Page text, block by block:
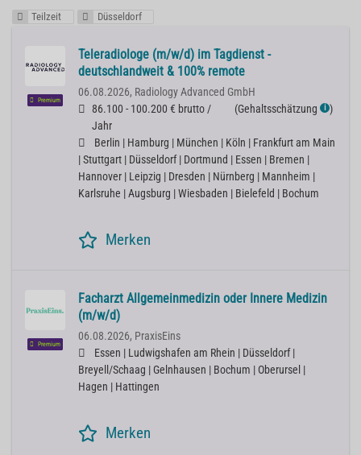
Teilzeit Düsseldorf
Premium
Teleradiologe (m/w/d) im Tagdienst -
deutschlandweit & 100% remote
06.08.2026, Radiology Advanced GmbH
86.100 - 100.200 € brutto /
Jahr
(Gehaltsschätzung ℹ )
Berlin | Hamburg | München | Köln | Frankfurt am Main
| Stuttgart | Düsseldorf | Dortmund | Essen | Bremen |
Hannover | Leipzig | Dresden | Nürnberg | Mannheim |
Karlsruhe | Augsburg | Wiesbaden | Bielefeld | Bochum
Merken
Premium
Facharzt Allgemeinmedizin oder Innere Medizin
(m/w/d)
06.08.2026, PraxisEins
Essen | Ludwigshafen am Rhein | Düsseldorf |
Breyell/Schaag | Gelnhausen | Bochum | Oberursel |
Hagen | Hattingen
Merken